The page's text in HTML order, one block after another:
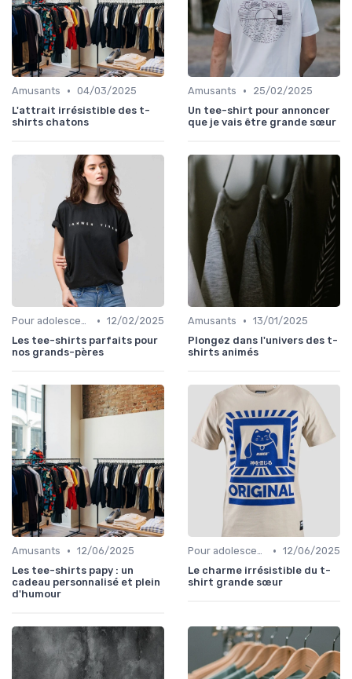
Amusants • 04/03/2025
L'attrait irrésistible des t-
shirts chatons
Amusants •
25/02/2025
Un tee-shirt pour annoncer
que je vais être grande sœur
Pour adolescents • 12/02/2025
Les tee-shirts parfaits pour
nos grands-pères
Amusants • 13/01/2025
Plongez dans l'univers des t-
shirts animés
Amusants • 12/06/2025
Les tee-shirts papy : un
cadeau personnalisé et plein
d'humour
Pour adolescents • 12/06/2025
Le charme irrésistible du t-
shirt grande sœur